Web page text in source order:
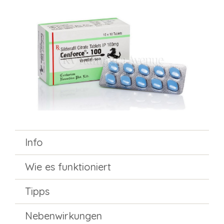
Info
Wie es funktioniert
Tipps
Nebenwirkungen